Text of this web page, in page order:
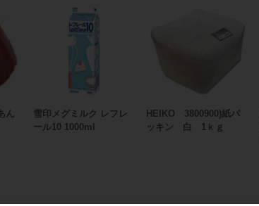
ん
雪印メグミルク レフレ
ール10 1000ml
HEIKO 3800900)紙パ
ッキン 白 1ｋｇ